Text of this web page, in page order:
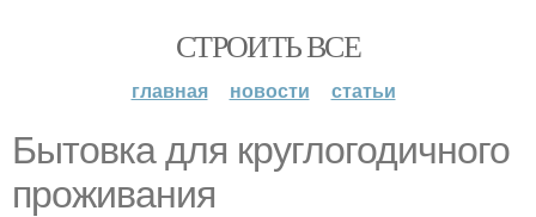
СТРОИТЬ ВСЕ
главная новости статьи
Бытовка для круглогодичного
проживания